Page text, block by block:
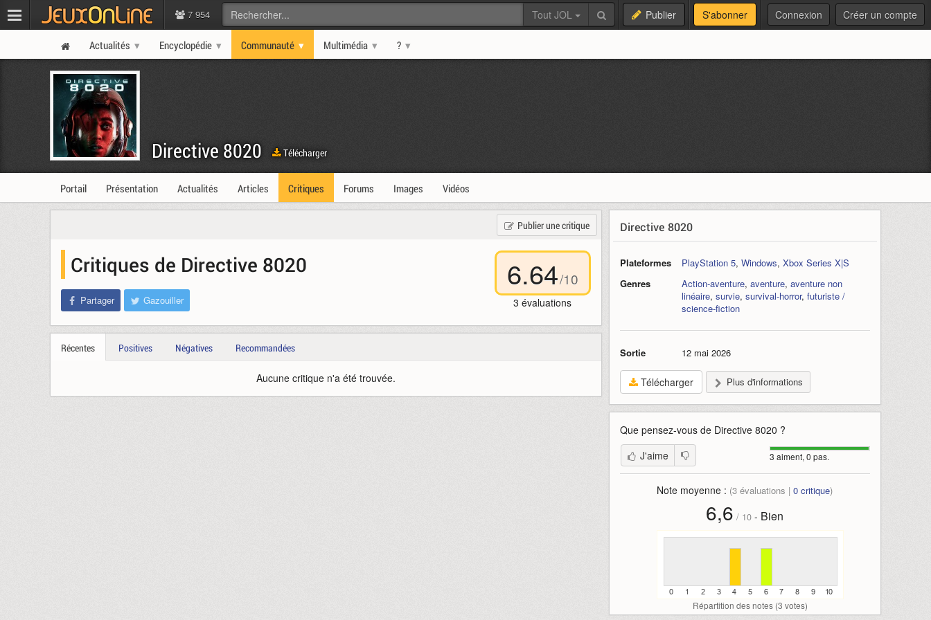
7 954 Tout JOL Publier S'abonner Connexion Créer un compte
Actualités Encyclopédie Communauté Multimédia ?
Directive 8020 Télécharger
Portail Présentation Actualités Articles Critiques Forums Images Vidéos
Publier une critique
6.64/10
3 évaluations
Critiques de Directive 8020
Partager Gazouiller
Récentes Positives Négatives Recommandées
Aucune critique n'a été trouvée.
Directive 8020
Plateformes PlayStation 5, Windows, Xbox Series X|S
Genres
Action-aventure, aventure, aventure non
linéaire, survie, survival-horror, futuriste /
science-fiction
Sortie 12 mai 2026
Télécharger Plus d'informations
Que pensez-vous de Directive 8020 ?
3 aiment, 0 pas.
J'aime
Note moyenne : (3 évaluations |0 critique)
6,6 / 10 - Bien
Répartition des notes (3 votes)